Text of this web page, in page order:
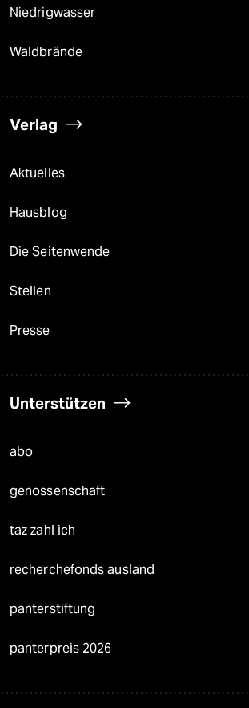
Niedrigwasser
Waldbrände
Verlag
Aktuelles
Hausblog
Die Seitenwende
Stellen
Presse
Unterstützen
abo
genossenschaft
taz zahl ich
recherchefonds ausland
panterstiftung
panterpreis 2026